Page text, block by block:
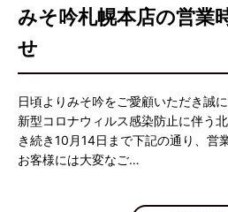
みそ吟札幌本店の営業
せ
日頃よりみそ吟をご愛顧いただき誠
新型コロナウィルス感染防止に伴う
き続き10月14日まで下記の通り、営
お客様には大変なご…